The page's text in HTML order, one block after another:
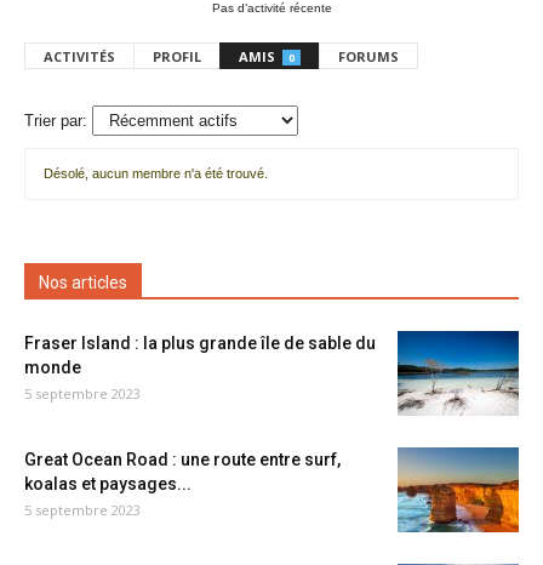
Pas d’activité récente
ACTIVITÉS PROFIL AMIS 0 FORUMS
Trier par:
amis
Désolé, aucun membre n'a été trouvé.
Nos articles
Fraser Island : la plus grande île de sable du
monde
5 septembre 2023
Great Ocean Road : une route entre surf,
koalas et paysages...
5 septembre 2023